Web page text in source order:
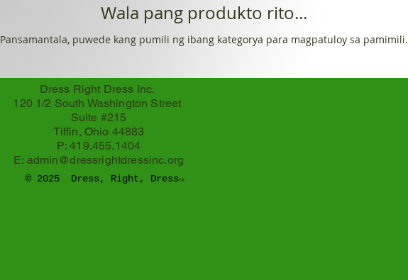
Wala pang produkto rito...
Pansamantala, puwede kang pumili ng ibang kategorya para magpatuloy sa pamimili.
Dress Right Dress Inc.
120 1/2 South Washington Street
Suite #215
Tiffin, Ohio 44883
P: 419.455.1404
E: admin@dressrightdressinc.org
© 2025 Dress, Right, DressTM